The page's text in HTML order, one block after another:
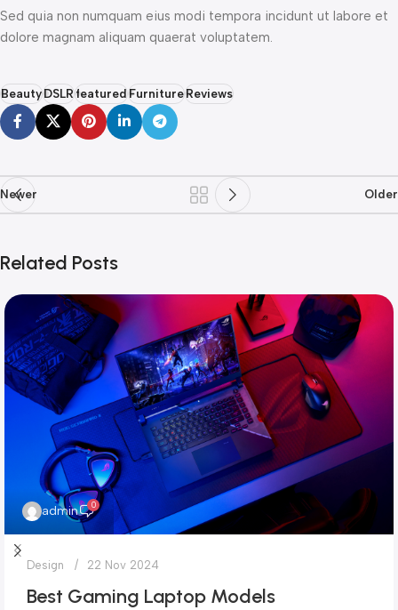
Sed quia non numquam eius modi tempora incidunt ut labore et
dolore magnam aliquam quaerat voluptatem.
BeautyDSLR featured FurnitureReviews
Newer Older
Related Posts
admin 0
Design 22 Nov 2024
Best Gaming Laptop Models